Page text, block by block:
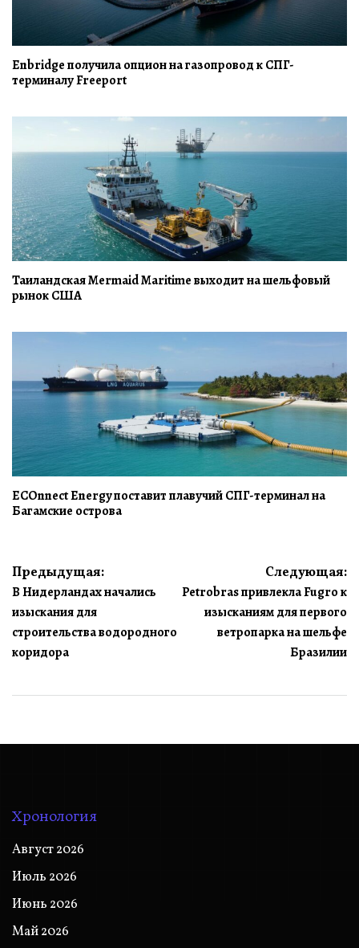
Enbridge получила опцион на газопровод к СПГ-
терминалу Freeport
Таиландская Mermaid Maritime выходит на шельфовый
рынок США
ECOnnect Energy поставит плавучий СПГ-терминал на
Багамские острова
Навигация
по
записям
Предыдущая:
В Нидерландах начались
изыскания для
строительства водородного
коридора
Следующая:
Petrobras привлекла Fugro к
изысканиям для первого
ветропарка на шельфе
Бразилии
Хронология
Август 2026
Июль 2026
Июнь 2026
Май 2026